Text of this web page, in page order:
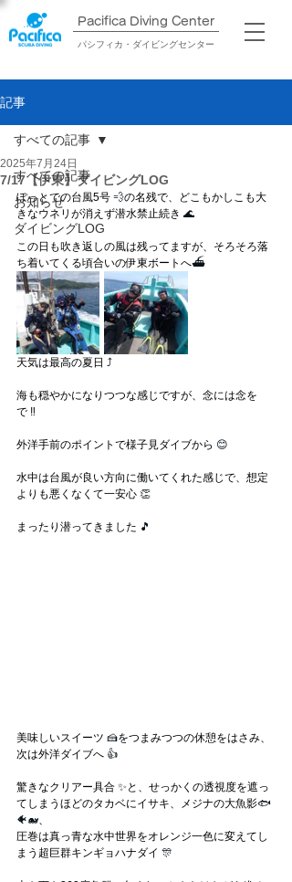
Pacifica Diving Center​
パシフィカ・ダイビングセンター
記事
すべての記事
お知らせ
ダイビングLOG
すべての記事
7/17【伊東】ダイビングLOG
2025年7月24日
ぽっとでの台風5号 💨の名残で、どこもかしこも大
きなウネリが消えず潜水禁止続き 🌊
この日も吹き返しの風は残ってますが、そろそろ落
ち着いてくる頃合いの伊東ボートへ⛴
天気は最高の夏日 ⤴
海も穏やかになりつつな感じですが、念には念を
で ‼
外洋手前のポイントで様子見ダイブから 😊
水中は台風が良い方向に働いてくれた感じで、想定
よりも悪くなくて一安心 👏
まったり潜ってきました 🎵
美味しいスイーツ 🍰をつまみつつの休憩をはさみ、
次は外洋ダイブへ 👍
驚きなクリアー具合 ✨ と、せっかくの透視度を遮っ
てしまうほどのタカベにイサキ、メジナの大魚影🐟
🐠🐋、
圧巻は真っ青な水中世界をオレンジ一色に変えてし
まう超巨群キンギョハナダイ 🎊